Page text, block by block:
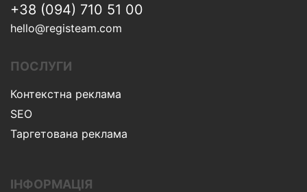
+38 (094) 710 51 00
hello@registeam.com
ПОСЛУГИ
Контекстна реклама
SEO
Таргетована реклама
ІНФОРМАЦІЯ